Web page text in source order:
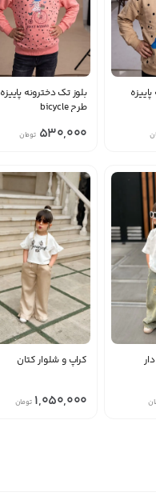
بلوز تک دخترونه پاییزه
طرح bicycle
530,000 تومان
کراپ و شلوار کتان
1,050,000 تومان